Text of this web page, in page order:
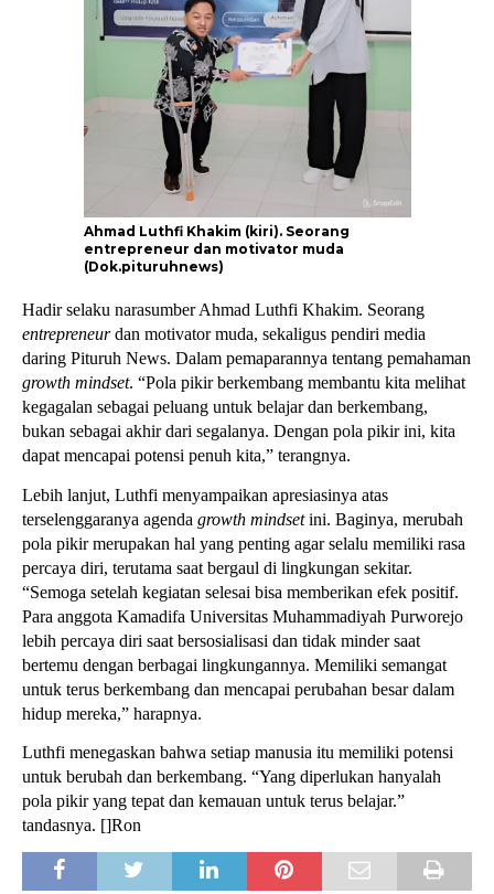
Ahmad Luthfi Khakim (kiri). Seorang
entrepreneur dan motivator muda
(Dok.pituruhnews)
entrepreneur dan motivator muda, sekaligus pendiri media
growth mindset. “Pola pikir berkembang membantu kita melihat
kegagalan sebagai peluang untuk belajar dan berkembang,
bukan sebagai akhir dari segalanya. Dengan pola pikir ini, kita
dapat mencapai potensi penuh kita,” terangnya.
Lebih lanjut, Luthfi menyampaikan apresiasinya atas
terselenggaranya agenda growth mindset ini. Baginya, merubah
pola pikir merupakan hal yang penting agar selalu memiliki rasa
percaya diri, terutama saat bergaul di lingkungan sekitar.
“Semoga setelah kegiatan selesai bisa memberikan efek positif.
Para anggota Kamadifa Universitas Muhammadiyah Purworejo
lebih percaya diri saat bersosialisasi dan tidak minder saat
bertemu dengan berbagai lingkungannya. Memiliki semangat
untuk terus berkembang dan mencapai perubahan besar dalam
hidup mereka,” harapnya.
Luthfi menegaskan bahwa setiap manusia itu memiliki potensi
untuk berubah dan berkembang. “Yang diperlukan hanyalah
pola pikir yang tepat dan kemauan untuk terus belajar.”
tandasnya. []Ron